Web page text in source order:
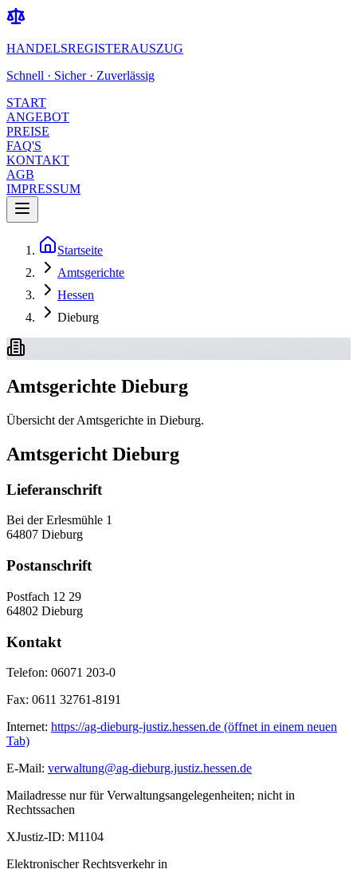
HANDELSREGISTERAUSZUG
Schnell · Sicher · Zuverlässig
START
ANGEBOT
PREISE
FAQ'S
KONTAKT
AGB
IMPRESSUM
Startseite
Amtsgerichte
Hessen
Dieburg
Amtsgerichte Dieburg
Übersicht der Amtsgerichte in Dieburg.
Amtsgericht Dieburg
Lieferanschrift
Bei der Erlesmühle 1
64807 Dieburg
Postanschrift
Postfach 12 29
64802 Dieburg
Kontakt
Telefon: 06071 203-0
Fax: 0611 32761-8191
Internet: https://ag-dieburg-justiz.hessen.de (öffnet in einem neuen
Tab)
E-Mail: verwaltung@ag-dieburg.justiz.hessen.de
Mailadresse nur für Verwaltungsangelegenheiten; nicht in
Rechtssachen
XJustiz-ID: M1104
Elektronischer Rechtsverkehr in